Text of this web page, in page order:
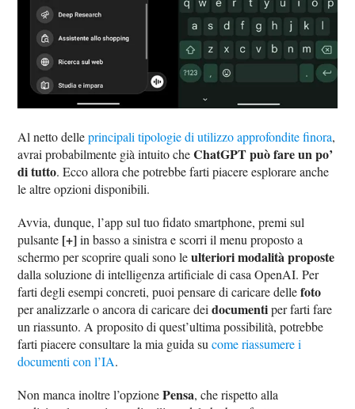
Al netto delleprincipali tipologie di utilizzo approfondite finora,
avrai probabilmente già intuito cheChatGPT può fare un po’
di tutto. Ecco allora che potrebbe farti piacere esplorare anche
le altre opzioni disponibili.
Avvia, dunque, l’app sul tuo fidato smartphone, premi sul
pulsante [+]in basso a sinistra e scorri il menu proposto a
schermo per scoprire quali sono leulteriori modalità proposte
dalla soluzione di intelligenza artificiale di casa OpenAI. Per
farti degli esempi concreti, puoi pensare di caricare dellefoto
per analizzarle o ancora di caricare deidocumentiper farti fare
un riassunto. A proposito di quest’ultima possibilità, potrebbe
farti piacere consultare la mia guida sucome riassumere i
documenti con l’IA.
Non manca inoltre l’opzionePensa, che rispetto alla